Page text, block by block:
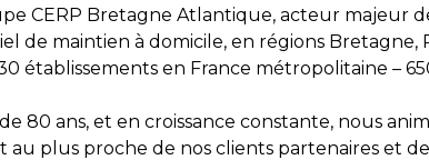
CERP Bretagne Atlantique, acteur majeur
de maintien à domicile, en régions Bretagne,
établissements en France métropolitaine –
80 ans, et en croissance constante, nous
au plus proche de nos clients partenaires et